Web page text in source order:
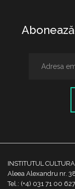
INSTITUTUL
Aleea Alexandru nr.
Tel.: (+4) 031 71 00